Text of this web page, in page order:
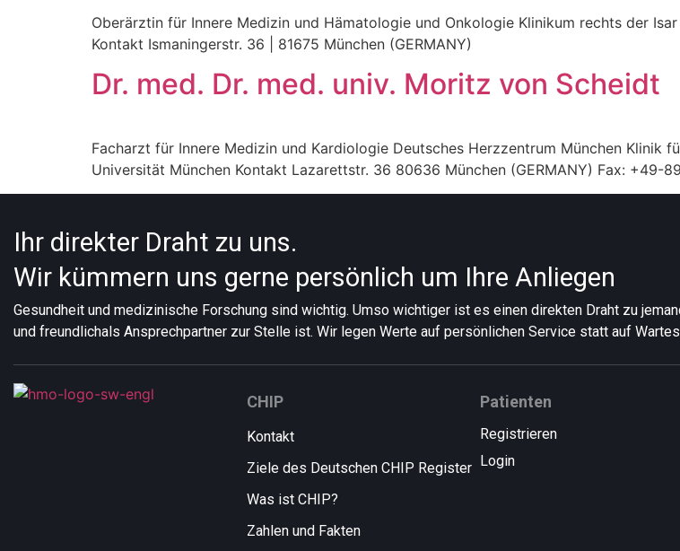
Oberärztin für Innere Medizin und Hämatologie und Onkologie Klinikum rechts der
Kontakt Ismaningerstr. 36 | 81675 München (GERMANY)
Dr. med. Dr. med. univ. Moritz von Scheidt
Facharzt für Innere Medizin und Kardiologie Deutsches Herzzentrum München Klinik
Universität München Kontakt Lazarettstr. 36 80636 München (GERMANY) Fax: +49-
Ihr direkter Draht zu uns.
Wir kümmern uns gerne persönlich um Ihre Anliegen
Gesundheit und medizinische Forschung sind wichtig. Umso wichtiger ist es einen direkten Draht zu
und freundlichals Ansprechpartner zur Stelle ist. Wir legen Werte auf persönlichen Service statt auf
CHIP
Kontakt
Ziele des Deutschen CHIP Register
Was ist CHIP?
Zahlen und Fakten
Patienten
Registrieren
Login